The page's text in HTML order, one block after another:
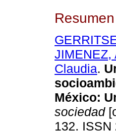
Resumen
JIMENEZ,
Claudia.
México:
sociedad
132. ISSN